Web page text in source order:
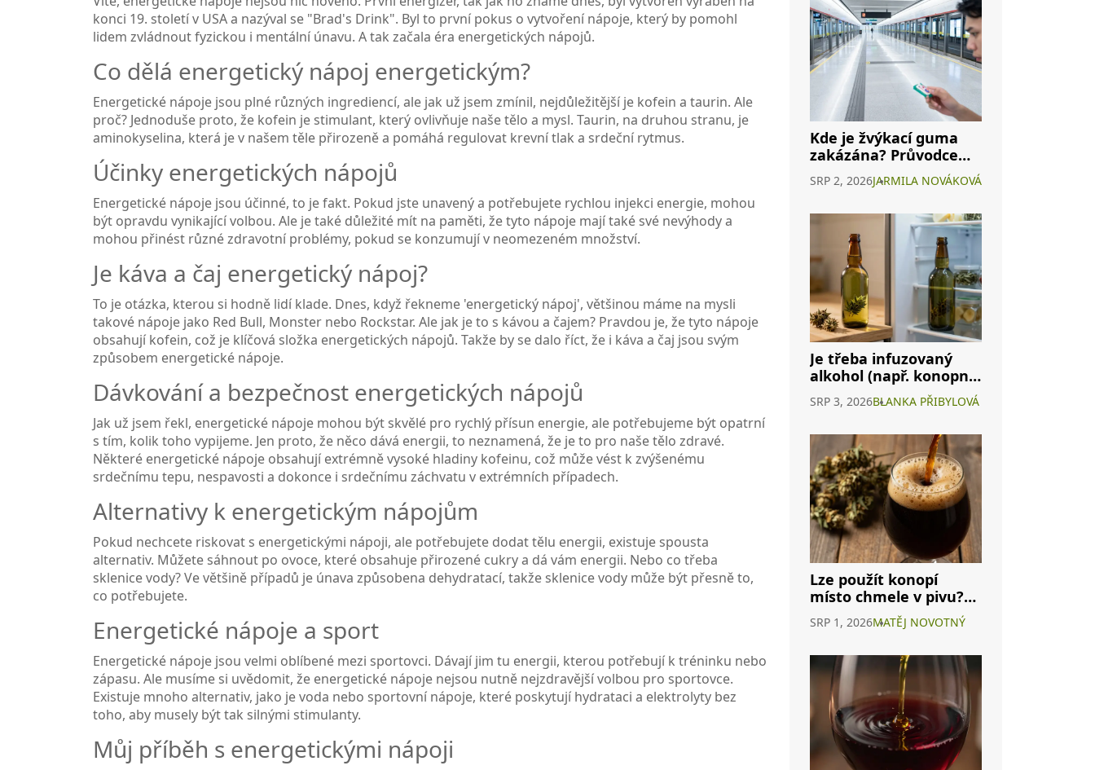
konci 19. století v USA a nazýval se "Brad's Drink". Byl to první pokus o vytvoření nápoje, který by pomohl
lidem zvládnout fyzickou i mentální únavu. A tak začala éra energetických nápojů.
Co dělá energetický nápoj energetickým?
Energetické nápoje jsou plné různých ingrediencí, ale jak už jsem zmínil, nejdůležitější je kofein a taurin. Ale
proč? Jednoduše proto, že kofein je stimulant, který ovlivňuje naše tělo a mysl. Taurin, na druhou stranu, je
aminokyselina, která je v našem těle přirozeně a pomáhá regulovat krevní tlak a srdeční rytmus.
Účinky energetických nápojů
Energetické nápoje jsou účinné, to je fakt. Pokud jste unavený a potřebujete rychlou injekci energie, mohou
být opravdu vynikající volbou. Ale je také důležité mít na paměti, že tyto nápoje mají také své nevýhody a
mohou přinést různé zdravotní problémy, pokud se konzumují v neomezeném množství.
Je káva a čaj energetický nápoj?
To je otázka, kterou si hodně lidí klade. Dnes, když řekneme 'energetický nápoj', většinou máme na mysli
takové nápoje jako Red Bull, Monster nebo Rockstar. Ale jak je to s kávou a čajem? Pravdou je, že tyto nápoje
obsahují kofein, což je klíčová složka energetických nápojů. Takže by se dalo říct, že i káva a čaj jsou svým
způsobem energetické nápoje.
Dávkování a bezpečnost energetických nápojů
Jak už jsem řekl, energetické nápoje mohou být skvělé pro rychlý přísun energie, ale potřebujeme být opatrní
s tím, kolik toho vypijeme. Jen proto, že něco dává energii, to neznamená, že je to pro naše tělo zdravé.
Některé energetické nápoje obsahují extrémně vysoké hladiny kofeinu, což může vést k zvýšenému
srdečnímu tepu, nespavosti a dokonce i srdečnímu záchvatu v extrémních případech.
Alternativy k energetickým nápojům
Pokud nechcete riskovat s energetickými nápoji, ale potřebujete dodat tělu energii, existuje spousta
alternativ. Můžete sáhnout po ovoce, které obsahuje přirozené cukry a dá vám energii. Nebo co třeba
sklenice vody? Ve většině případů je únava způsobena dehydratací, takže sklenice vody může být přesně to,
co potřebujete.
Energetické nápoje a sport
Energetické nápoje jsou velmi oblíbené mezi sportovci. Dávají jim tu energii, kterou potřebují k tréninku nebo
zápasu. Ale musíme si uvědomit, že energetické nápoje nejsou nutně nejzdravější volbou pro sportovce.
Existuje mnoho alternativ, jako je voda nebo sportovní nápoje, které poskytují hydrataci a elektrolyty bez
toho, aby musely být tak silnými stimulanty.
Můj příběh s energetickými nápoji
Kde je žvýkací guma
zakázána? Průvodce
zákazy po světě i v ČR
SRP 2, 2026JARMILA NOVÁKOVÁ
Je třeba infuzovaný
alkohol (např. konopné
víno) skladovat v
lednici? Kompletní
SRP 3, 2026BLANKA PŘIBYLOVÁ
Lze použít konopí
místo chmele v pivu?
Průvodce
cannabisovým pivem
SRP 1, 2026MATĚJ NOVOTNÝ